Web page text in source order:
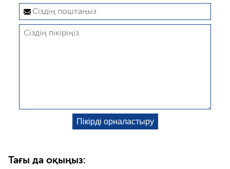
Тағы да оқыңыз: